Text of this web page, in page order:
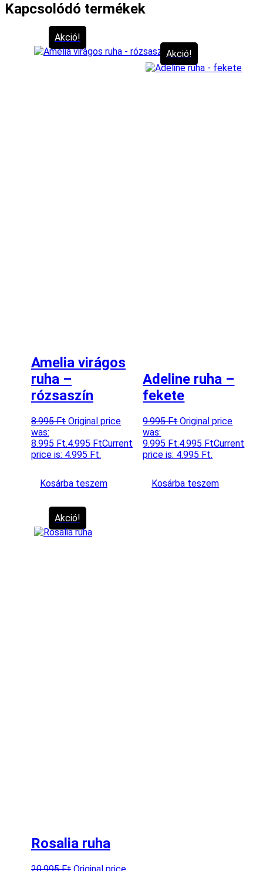
Kapcsolódó termékek
Akció!
Amelia virágos
ruha –
rózsaszín
8.995Ft Original price
was:
8.995 Ft.4.995 FtCurrent
price is: 4.995 Ft.
Kosárba teszem
Akció!
Adeline ruha –
fekete
9.995Ft Original price
was:
9.995 Ft.4.995 FtCurrent
price is: 4.995 Ft.
Kosárba teszem
Akció!
Rosalia ruha